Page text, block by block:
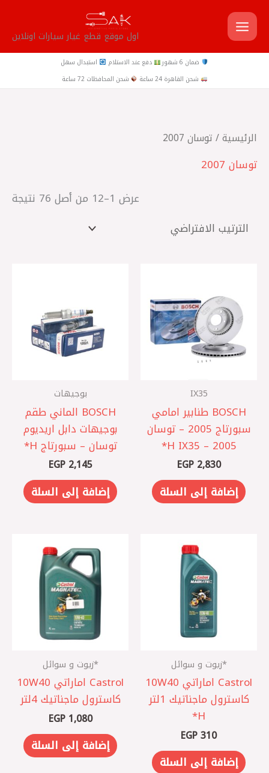
تخطي
إلى
المحتوى
اول موقع قطع غيار سيارات اونلاين
ضمان 6 شهور دفع عند الاستلام
استبدال سهل
شحن القاهرة 24 ساعة
شحن المحافظات 72 ساعة
الرئيسية/ توسان 2007
توسان 2007
عرض 1–12 من أصل 76 نتيجة
IX35
BOSCH طنابير امامي
سبورتاج 2005 – توسان
2005 – IX35 ‏H*
EGP2,830
إضافة إلى السلة
بوجيهات
BOSCH الماني طقم
بوجيهات دابل اريديوم
توسان – سبورتاج H*
EGP2,145
إضافة إلى السلة
*زيوت و سوائل
Castrol اماراتي 10W40
كاسترول ماجناتيك 1لتر
H*
EGP310
إضافة إلى السلة
*زيوت و سوائل
Castrol اماراتي 10W40
كاسترول ماجناتيك 4لتر
EGP1,080
إضافة إلى السلة